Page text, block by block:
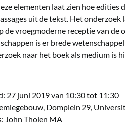
elementen laat zien hoe
uit de tekst. Het
de vroegmoderne receptie van de
is er brede
naar het boek als medium is
27 juni 2019 van 10:30 tot 11:30
Domplein 29,
John Tholen MA